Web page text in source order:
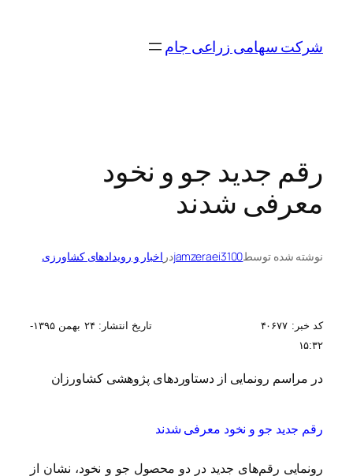
محتواشرکت سهامی زراعی جام
رقم جدید جو و نخود
معرفی شدند
نوشته شده توسطjamzeraei3100در اخبار و رویدادهای کشاورزی
کد خبر: ۴۰۶۷۷ تاریخ انتشار: ۲۴ بهمن ۱۳۹۵-
۱۵:۳۲
در مراسم رونمایی از دستاوردهای پژوهشی کشاورزان
رقم جدید جو و نخود معرفی شدند
رونمایی رقم‌های جدید در دو محصول جو و نخود، نشان از